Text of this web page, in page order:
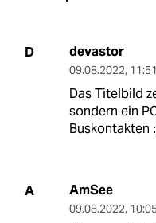
D devastor
09.08.2022,
Das Titelbild
sondern ein
Buskontakten
A AmSee
09.08.2022,